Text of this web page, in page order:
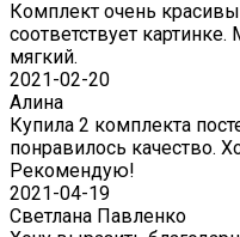
Комплект очень
соответствует
мягкий.
2021-02-20
Алина
Купила 2 комплекта
понравилось качество.
Рекомендую!
2021-04-19
Светлана Павленко